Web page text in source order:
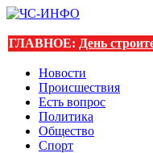
ГЛАВНОЕ: День
Новости
Происшествия
Есть вопрос
Политика
Общество
Спорт